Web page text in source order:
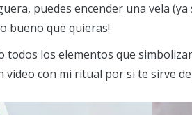
puedes encender una vela
bueno que quieras!
todos los elementos que
con mi ritual por si te sirve